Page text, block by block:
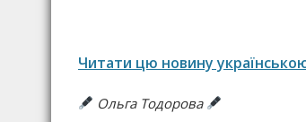
Читати цю новину
Ольга Тодорова